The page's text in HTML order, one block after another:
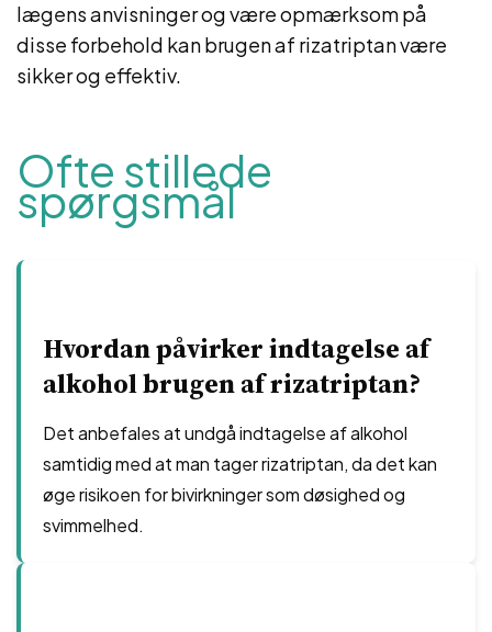
lægens anvisninger og være opmærksom på
disse forbehold kan brugen af rizatriptan være
sikker og effektiv.
Ofte stillede
spørgsmål
Hvordan påvirker indtagelse af
alkohol brugen af rizatriptan?
Det anbefales at undgå indtagelse af alkohol
samtidig med at man tager rizatriptan, da det kan
øge risikoen for bivirkninger som døsighed og
svimmelhed.